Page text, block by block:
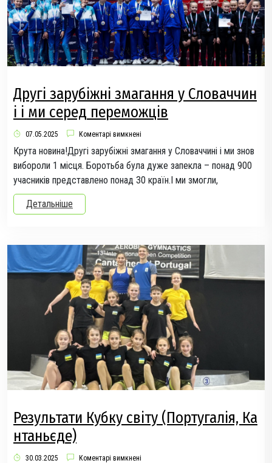
Другі зарубіжні змагання у Словаччин
і і ми серед переможців
07.05.2025 Коментарі вимкнені
Крута новина!Другі зарубіжні змагання у Словаччині і ми знов
вибороли 1 місця. Боротьба була дуже запекла – понад 900
учасників представлено понад 30 країн.І ми змогли,
Детальніше
Результати Кубку світу (Португалія, Ка
нтаньєде)
30.03.2025 Коментарі вимкнені